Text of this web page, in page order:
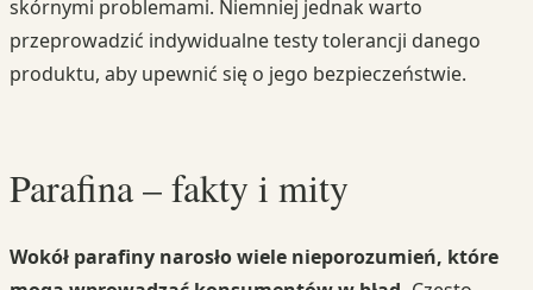
skórnymi problemami. Niemniej jednak warto
przeprowadzić indywidualne testy tolerancji danego
produktu, aby upewnić się o jego bezpieczeństwie.
Parafina – fakty i mity
Wokół parafiny narosło wiele nieporozumień, które